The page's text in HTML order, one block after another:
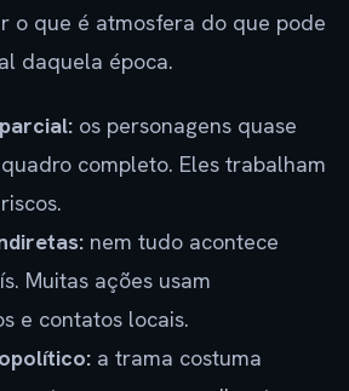
o que é atmosfera do que pode
daquela época.
os personagens quase
completo. Eles trabalham
nem tudo acontece
Muitas ações usam
e contatos locais.
a trama costuma